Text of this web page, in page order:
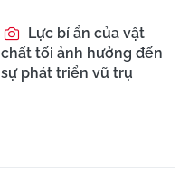
Lực bí ẩn của vật
chất tối ảnh hưởng đến
sự phát triển vũ trụ